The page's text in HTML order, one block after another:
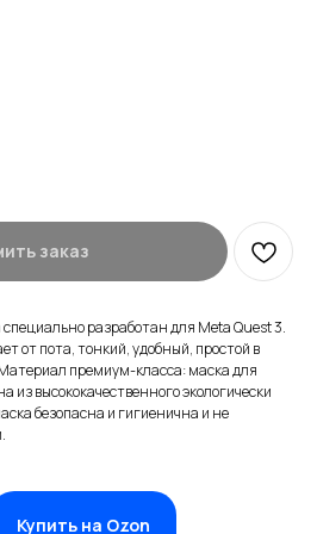
заказ
разработан для Meta Quest 3.
от пота, тонкий, удобный, простой в
премиум-класса: маска для
​​из высококачественного экологически
безопасна и гигиенична и не
Купить на Ozon